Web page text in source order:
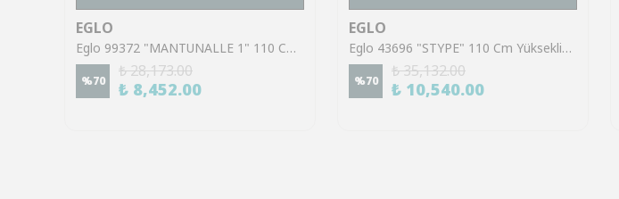
EGLO
Eglo 99372 "MANTUNALLE 1" 110 Cm Yüksekliğinde Çelik Siyah Sarkıt Avize
%70
₺ 28,173.00
₺ 8,452.00
EGLO
Eglo 43696 "STYPE" 110 Cm Yüksekliğinde Çelik Gold Sarkıt Avize
%70
₺ 35,132.00
₺ 10,540.00